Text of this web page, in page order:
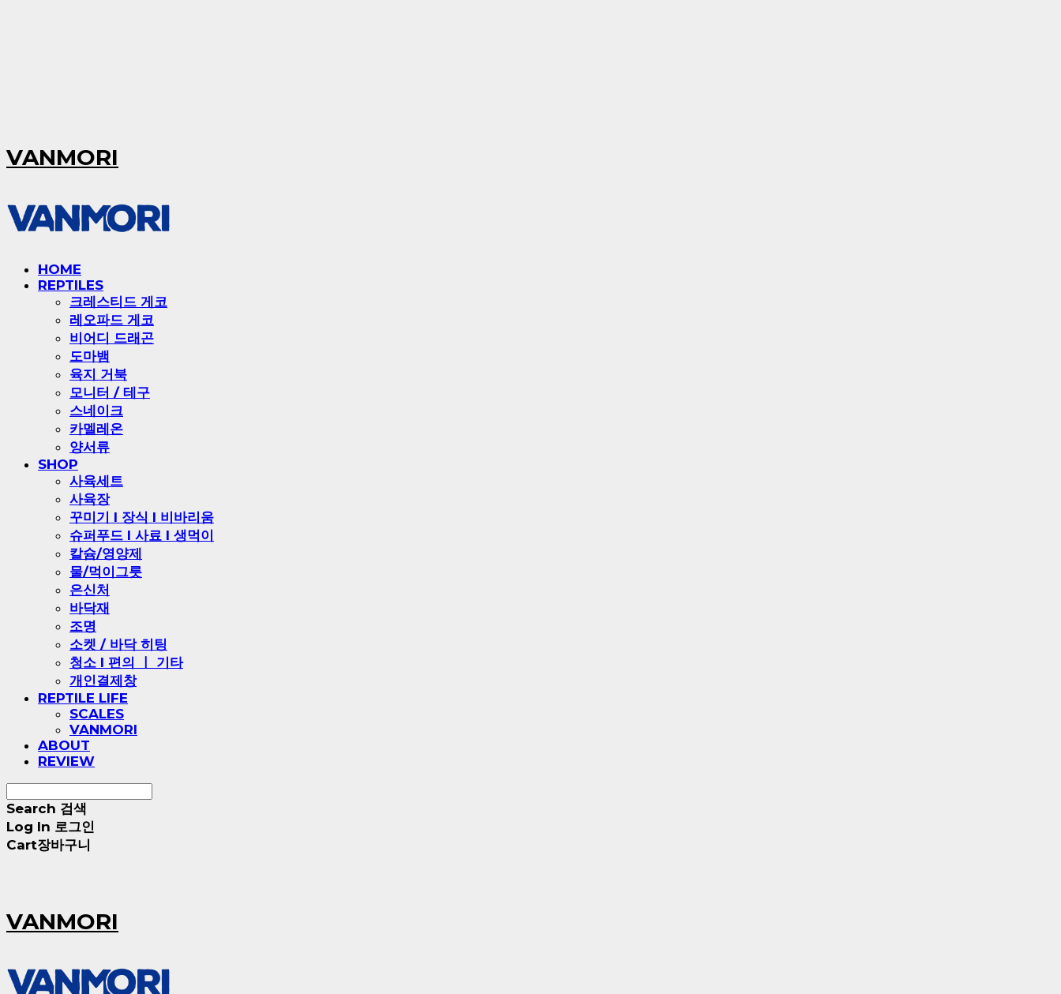
VANMORI
HOME
REPTILES
크레스티드 게코
레오파드 게코
비어디 드래곤
도마뱀
육지 거북
모니터 / 테구
스네이크
카멜레온
양서류
SHOP
사육세트
사육장
꾸미기 l 장식 l 비바리움
슈퍼푸드 l 사료 l 생먹이
칼슘/영양제
물/먹이그릇
은신처
바닥재
조명
소켓 / 바닥 히팅
청소 l 편의 ㅣ 기타
개인결제창
REPTILE LIFE
SCALES
VANMORI
ABOUT
REVIEW
Search 검색
Log In 로그인
Cart장바구니
VANMORI